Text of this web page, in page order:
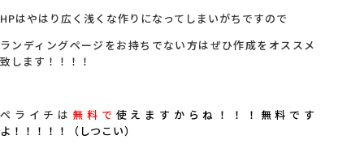
HPはやはり広く浅くな作りになってしまいがちですので
ランディングページをお持ちでない方はぜひ作成をオススメ
致します！！！！
ペライチは 無料で 使えますからね！！！無料です
よ！！！！！（しつこい）